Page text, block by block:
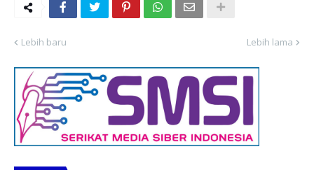
Lebih baru Lebih lama